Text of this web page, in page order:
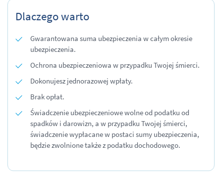
Dlaczego warto
Gwarantowana suma ubezpieczenia w całym okresie
ubezpieczenia.
Ochrona ubezpieczeniowa w przypadku Twojej śmierci.
Dokonujesz jednorazowej wpłaty.
Brak opłat.
Świadczenie ubezpieczeniowe wolne od podatku od
spadków i darowizn, a w przypadku Twojej śmierci,
świadczenie wypłacane w postaci sumy ubezpieczenia,
będzie zwolnione także z podatku dochodowego.